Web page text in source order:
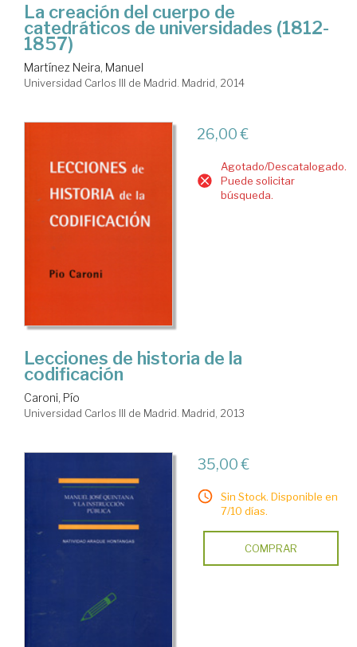
La creación del cuerpo de
catedráticos de universidades (1812-
1857)
Martínez Neira, Manuel
Universidad Carlos III de Madrid. Madrid, 2014
26,00 €
Agotado/Descatalogado.
Puede solicitar
búsqueda.
Lecciones de historia de la
codificación
Caroni, Pío
Universidad Carlos III de Madrid. Madrid, 2013
35,00 €
Sin Stock. Disponible en
7/10 días.
COMPRAR